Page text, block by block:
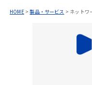
HOME>製品・サービス > ネットワ